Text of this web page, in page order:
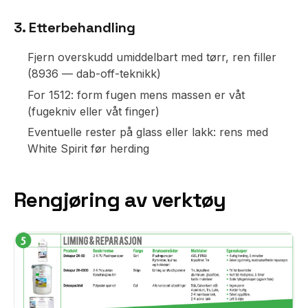
3. Etterbehandling
Fjern overskudd umiddelbart med tørr, ren filler
(8936 — dab-off-teknikk)
For 1512: form fugen mens massen er våt
(fugekniv eller våt finger)
Eventuelle rester på glass eller lakk: rens med
White Spirit før herding
Rengjøring av verktøy